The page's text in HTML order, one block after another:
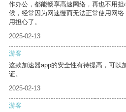
作办公，都能畅享高速网络，再也不用
候，经常因为网速慢而无法正常使用网
用担心了。
2025-02-13
游客
这款加速器app的安全性有待提高，可以
证。
2025-02-13
游客